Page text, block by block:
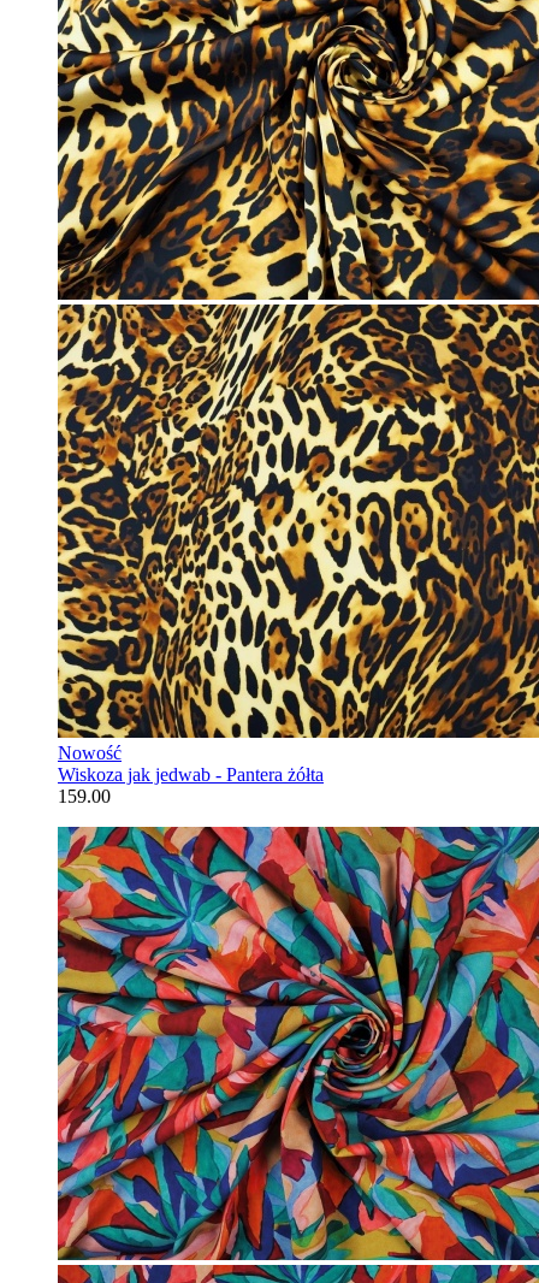
Nowość
Wiskoza jak jedwab - Pantera żółta
159.00